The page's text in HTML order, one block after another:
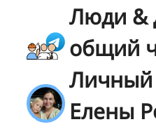
Люди &
общий
Личный
Елены